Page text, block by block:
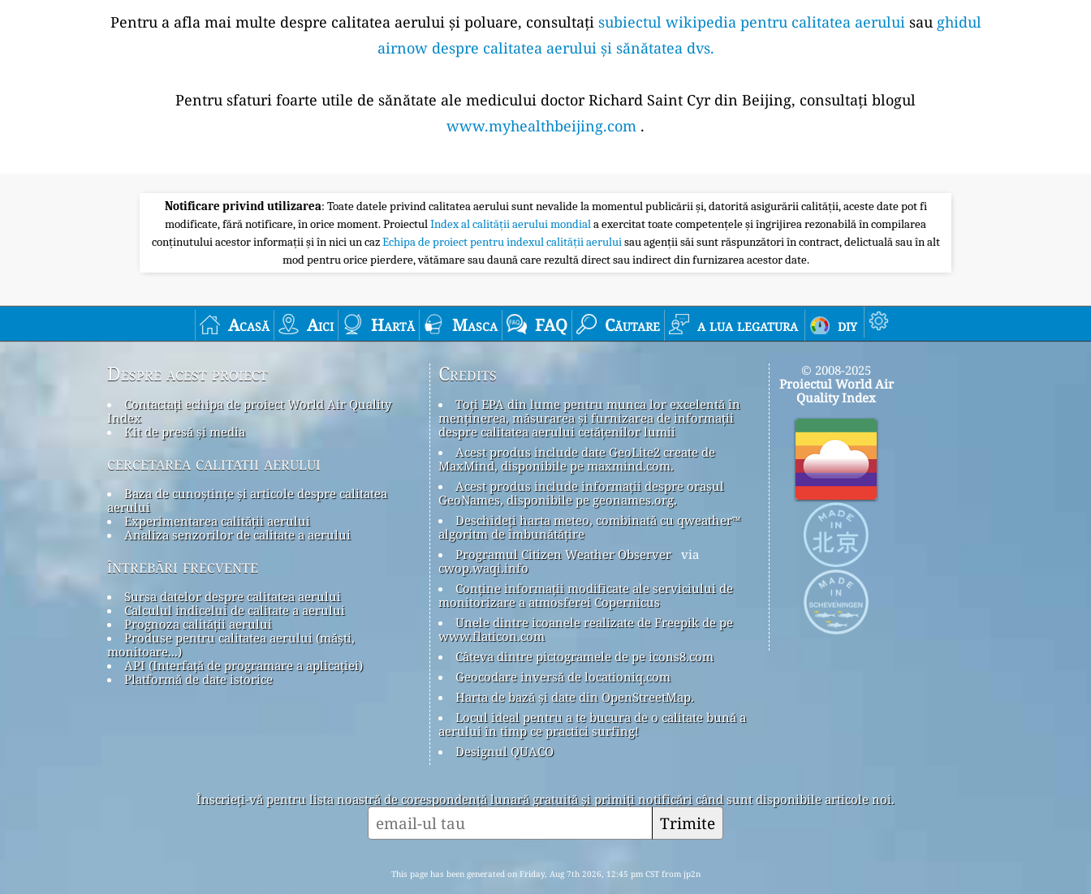
Pentru a afla mai multe despre calitatea aerului și poluare, consultați subiectul wikipedia pentru calitatea aeruluisau ghidul
airnow despre calitatea aerului și sănătatea dvs.
Pentru sfaturi foarte utile de sănătate ale medicului doctor Richard Saint Cyr din Beijing, consultați blogul
www.myhealthbeijing.com .
Notificare privind utilizarea: Toate datele privind calitatea aerului sunt nevalide la momentul publicării și, datorită asigurării calității, aceste date pot fi
modificate, fără notificare, în orice moment. ProiectulIndex al calității aerului mondiala exercitat toate competențele și îngrijirea rezonabilă în compilarea
conținutului acestor informații și în nici un cazEchipa de proiect pentru indexul calității aeruluisau agenții săi sunt răspunzători în contract, delictuală sau în alt
mod pentru orice pierdere, vătămare sau daună care rezultă direct sau indirect din furnizarea acestor date.
Acasă Aici Hartă Masca FAQ Căutare a lua legatura diy
Despre acest proiect
Contactați echipa de proiect World Air Quality
Index
Kit de presă și media
cercetarea calitatii aerului
Baza de cunoștințe și articole despre calitatea
aerului
Experimentarea calității aerului
Analiza senzorilor de calitate a aerului
întrebări frecvente
Sursa datelor despre calitatea aerului
Calculul indicelui de calitate a aerului
Prognoza calității aerului
Produse pentru calitatea aerului (măști,
monitoare...)
API (Interfață de programare a aplicației)
Platformă de date istorice
Credits
Toți EPA din lume pentru munca lor excelentă în
menținerea, măsurarea și furnizarea de informații
despre calitatea aerului cetățenilor lumii
Acest produs include date GeoLite2 create de
MaxMind, disponibile pe maxmind.com.
Acest produs include informații despre orașul
GeoNames, disponibile pe geonames.org.
Deschideți harta meteo, combinată cu qweather™
algoritm de îmbunătățire
Programul Citizen Weather Observer via
cwop.waqi.info
Conține informații modificate ale serviciului de
monitorizare a atmosferei Copernicus
Unele dintre icoanele realizate de Freepik de pe
www.flaticon.com
Câteva dintre pictogramele de pe icons8.com
Geocodare inversă de locationiq.com
Harta de bază și date din OpenStreetMap.
Locul ideal pentru a te bucura de o calitate bună a
aerului în timp ce practici surfing!
Designul QUACO
© 2008-2025
Proiectul World Air
Quality Index
Înscrieți-vă pentru lista noastră de corespondență lunară gratuită și primiți notificări când sunt disponibile articole noi.
Trimite
This page has been generated on Friday, Aug 7th 2026, 12:45 pm CST from jp2n